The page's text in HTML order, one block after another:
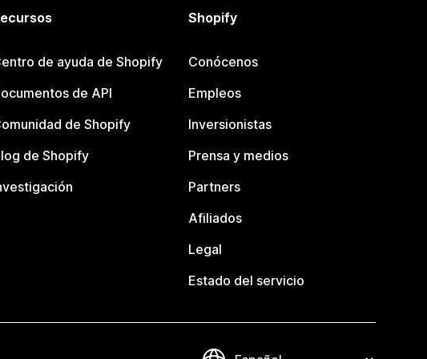
de ayuda de Shopify
de API
de Shopify
de Shopify
Shopify
Conócenos
Empleos
Inversionistas
Prensa y medios
Partners
Afiliados
Legal
Estado del servicio